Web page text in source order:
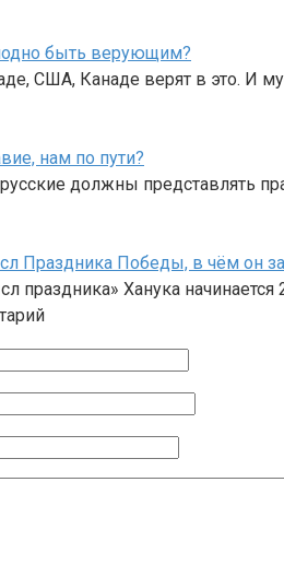
быть верующим?
США, Канаде верят в это. И
нам по пути?
русские должны представлять
Праздника Победы, в чём он
праздника» Ханука